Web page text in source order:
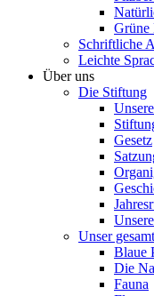
Grüne
Schriftliche
Leichte
Über uns
Die Stiftung
Gesetz
Unser
Blaue
Die
Fauna